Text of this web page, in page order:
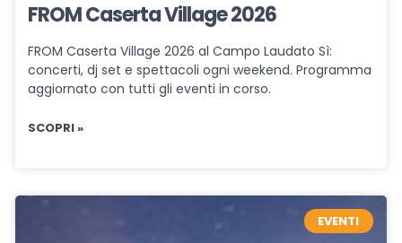
FROM Caserta Village 2026
FROM Caserta Village 2026 al Campo Laudato Sì:
concerti, dj set e spettacoli ogni weekend. Programma
aggiornato con tutti gli eventi in corso.
SCOPRI »
EVENTI